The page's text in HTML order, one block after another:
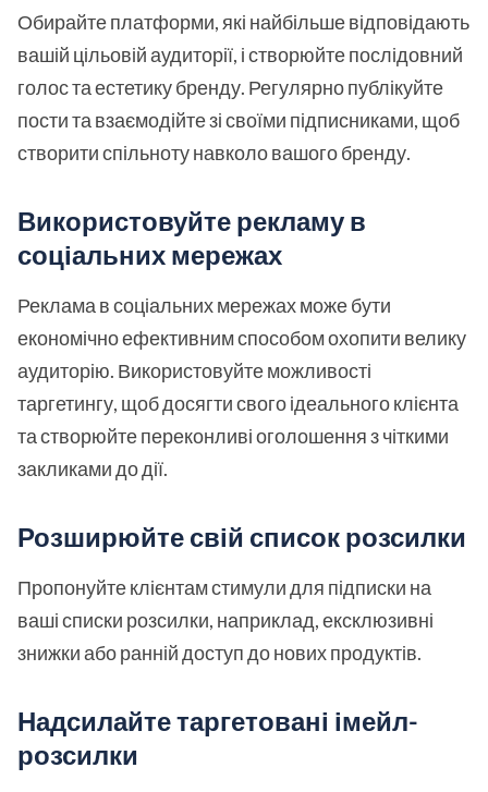
Обирайте платформи, які найбільше відповідають
вашій цільовій аудиторії, і створюйте послідовний
голос та естетику бренду. Регулярно публікуйте
пости та взаємодійте зі своїми підписниками, щоб
створити спільноту навколо вашого бренду.
Використовуйте рекламу в
соціальних мережах
Реклама в соціальних мережах може бути
економічно ефективним способом охопити велику
аудиторію. Використовуйте можливості
таргетингу, щоб досягти свого ідеального клієнта
та створюйте переконливі оголошення з чіткими
закликами до дії.
Розширюйте свій список розсилки
Пропонуйте клієнтам стимули для підписки на
ваші списки розсилки, наприклад, ексклюзивні
знижки або ранній доступ до нових продуктів.
Надсилайте таргетовані імейл-
розсилки